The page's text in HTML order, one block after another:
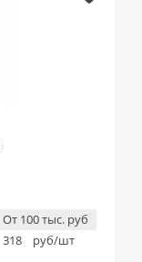
От 100 тыс. руб
318
руб/шт